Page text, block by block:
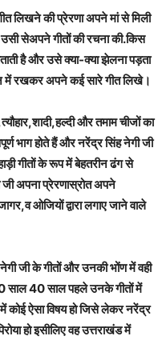
लिखने की प्रेरणा अपने मां से मिली
सेअपने गीतों की रचना की.किस
है और उसे क्या-क्या झेलना पड़ता
में रखकर अपने कई सारे गीत लिखे।
और तमाम चीजों का
भाग होते हैं और नरेंद्र सिंह नेगी जी
गीतों के रूप में बेहतरीन ढंग से
जी अपना प्रेरणास्रोत अपने
ओजियों द्वारा लगाए जाने वाले
जी के गीतों और उनकी भोंण में वही
40 साल पहले उनके गीतों में
कोई ऐसा विषय हो जिसे लेकर नरेंद्र
हो इसीलिए वह उत्तराखंड में